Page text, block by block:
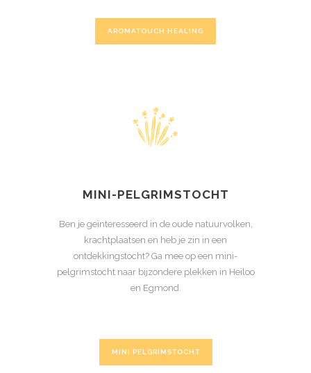
AROMATOUCH HEALING
MINI-PELGRIMSTOCHT
Ben je geïnteresseerd in de oude natuurvolken,
krachtplaatsen en heb je zin in een
ontdekkingstocht? Ga mee op een mini-
pelgrimstocht naar bijzondere plekken in Heiloo
en Egmond.
MINI PELGRIMSTOCHT